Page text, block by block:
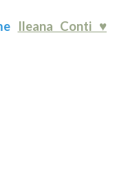
Ileana Conti ♥